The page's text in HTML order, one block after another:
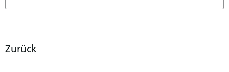
Zurück